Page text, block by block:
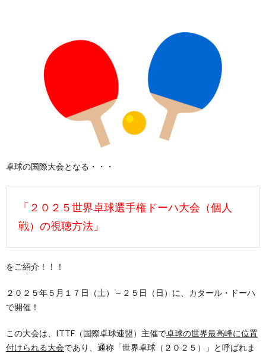
卓球の国際大会となる・・・
「２０２５世界卓球選手権ドーハ大会（個人
戦）の視聴方法」
をご紹介！！！
２０２５年５月１７日（土）～２５日（日）に、カタール・ドーハ
で開催！
この大会は、ITTF（国際卓球連盟）主催で卓球の世界最高峰に位置
付けられる大会であり、通称「世界卓球（２０２５）」と呼ばれま